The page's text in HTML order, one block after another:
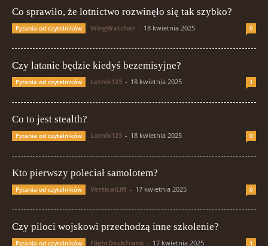
Co sprawiło, że lotnictwo rozwinęło się tak szybko?
Pytania od czytelników WingWatcher - 18 kwietnia 2025 0
Czy latanie będzie kiedyś bezemisyjne?
Pytania od czytelników Lotnik123 - 18 kwietnia 2025 1
Co to jest stealth?
Pytania od czytelników Lotnik123 - 18 kwietnia 2025 0
Kto pierwszy poleciał samolotem?
Pytania od czytelników VerticalLift - 17 kwietnia 2025 0
Czy piloci wojskowi przechodzą inne szkolenie?
Pytania od czytelników FlightDeckFrank - 17 kwietnia 2025 1